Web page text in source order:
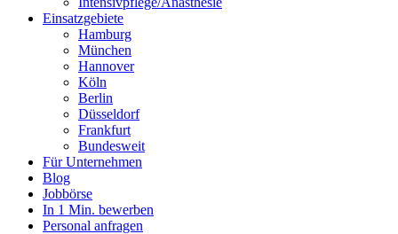
Einsatzgebiete
Hamburg
München
Hannover
Köln
Berlin
Düsseldorf
Frankfurt
Bundesweit
Für Unternehmen
Blog
Jobbörse
In 1 Min. bewerben
Personal anfragen